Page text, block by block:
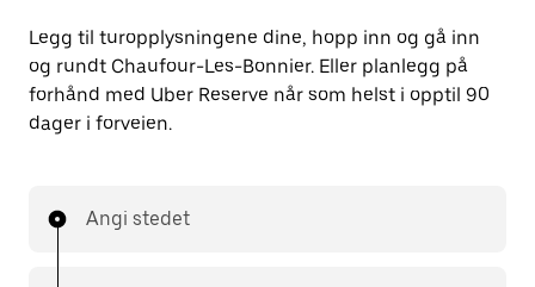
Legg til turopplysningene dine, hopp inn og gå inn
og rundt Chaufour-Les-Bonnier. Eller planlegg på
forhånd med Uber Reserve når som helst i opptil 90
dager i forveien.
Angi stedet